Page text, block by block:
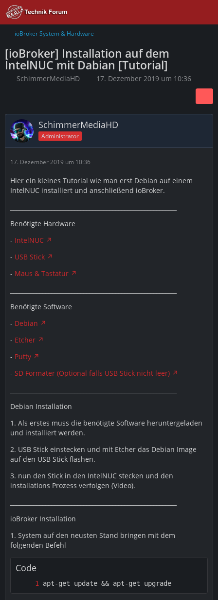
ioBroker System & Hardware
[ioBroker] Installation auf dem
IntelNUC mit Dabian [Tutorial]
SchimmerMediaHD 17. Dezember 2019 um 10:36
SchimmerMediaHD
Administrator
17. Dezember 2019 um 10:36
Hier ein kleines Tutorial wie man erst Debian auf einem
IntelNUC installiert und anschließend ioBroker.
Benötigte Hardware
- IntelNUC
- USB Stick
- Maus & Tastatur
Benötigte Software
- Debian
- Etcher
- Putty
- SD Formater (Optional falls USB Stick nicht leer)
Debian Installation
1. Als erstes muss die benötigte Software heruntergeladen
und installiert werden.
2. USB Stick einstecken und mit Etcher das Debian Image
auf den USB Stick flashen.
3. nun den Stick in den IntelNUC stecken und den
installations Prozess verfolgen (Video).
ioBroker Installation
1. System auf den neusten Stand bringen mit dem
folgenden Befehl
Code
apt-get update && apt-get upgrade